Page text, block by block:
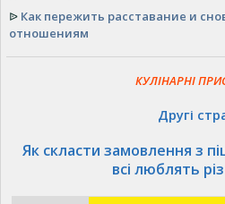
ᐉ Как пережить расставание и
отношениям
КУЛІНАРНІ
Другі
Як скласти замовлення з
всі люблять